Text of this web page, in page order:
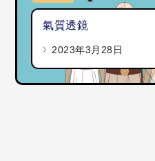
氣質透鏡
2023年3月28日